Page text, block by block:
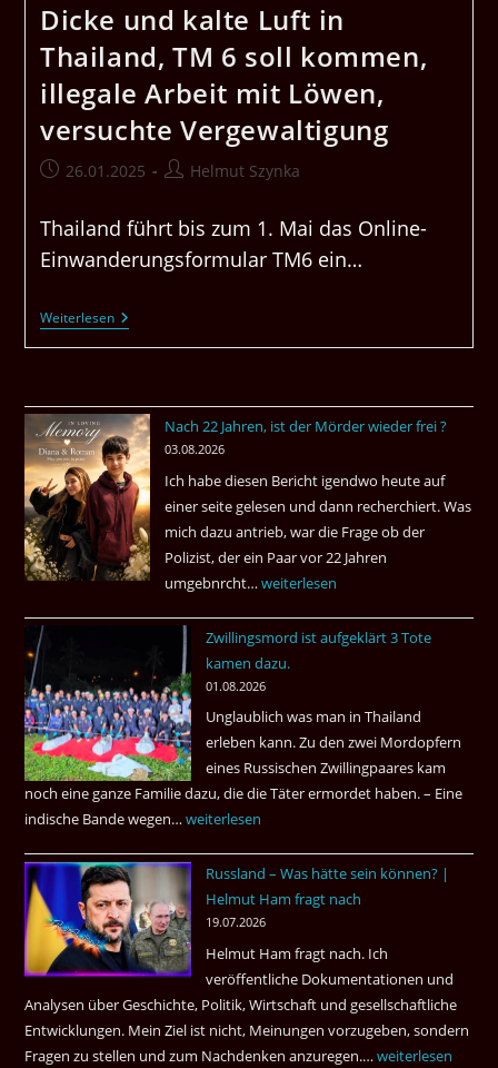
Dicke und kalte Luft in
Thailand, TM 6 soll kommen,
illegale Arbeit mit Löwen,
versuchte Vergewaltigung
Beitrag26.01.2025
Beitrags-
Helmut Szynka
Thailand führt bis zum 1. Mai das Online-
Einwanderungsformular TM6 ein…
WeiterlesenDicke
Und
Kalte
Thailand,
TM
6
Soll
Kommen,
Illegale
Arbeit
Mit
Löwen,
Versuchte
Vergewaltigung
Nach 22 Jahren, ist der Mörder wieder frei ?
03.08.2026
Ich habe diesen Bericht igendwo heute auf
einer seite gelesen und dann recherchiert. Was
mich dazu antrieb, war die Frage ob der
Polizist, der ein Paar vor 22 Jahren
umgebnrcht…Nach
Jahren,
ist
der
Mörder
wieder
frei
?
weiterlesen
Zwillingsmord ist aufgeklärt 3 Tote
kamen dazu.
01.08.2026
Unglaublich was man in Thailand
erleben kann. Zu den zwei Mordopfern
eines Russischen Zwillingpaares kam
noch eine ganze Familie dazu, die die Täter ermordet haben. – Eine
indische Bande wegen…Zwillingsmord
aufgeklärt
3
Tote
kamen
dazu.
weiterlesen
Russland – Was hätte sein können? |
Helmut Ham fragt nach
19.07.2026
Helmut Ham fragt nach. Ich
veröffentliche Dokumentationen und
Analysen über Geschichte, Politik, Wirtschaft und gesellschaftliche
Entwicklungen. Mein Ziel ist nicht, Meinungen vorzugeben, sondern
Fragen zu stellen und zum Nachdenken anzuregen.…Russland
weiterlesen